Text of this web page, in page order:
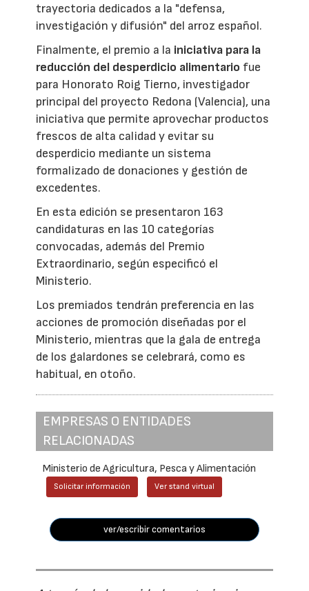
trayectoria dedicados a la "defensa,
investigación y difusión" del arroz español.
Finalmente, el premio a la iniciativa para la
reducción del desperdicio alimentario fue
para Honorato Roig Tierno, investigador
principal del proyecto Redona (Valencia), una
iniciativa que permite aprovechar productos
frescos de alta calidad y evitar su
desperdicio mediante un sistema
formalizado de donaciones y gestión de
excedentes.
En esta edición se presentaron 163
candidaturas en las 10 categorías
convocadas, además del Premio
Extraordinario, según especificó el
Ministerio.
Los premiados tendrán preferencia en las
acciones de promoción diseñadas por el
Ministerio, mientras que la gala de entrega
de los galardones se celebrará, como es
habitual, en otoño.
EMPRESAS O ENTIDADES
RELACIONADAS
Ministerio de Agricultura, Pesca y Alimentación
Solicitar información Ver stand virtual
ver/escribir comentarios